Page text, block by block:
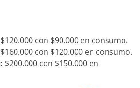
$120.000 con $90.000 en consumo.
$160.000 con $120.000 en consumo.
$200.000 con $150.000 en